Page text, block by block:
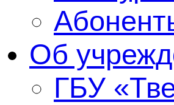
Об
ГБУ